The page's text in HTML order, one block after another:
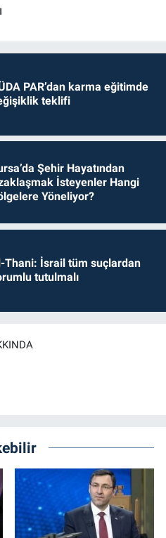
PAR’dan karma eğitimde
teklifi
Şehir Hayatından
İsteyenler Hangi
Yöneliyor?
Thani: İsrail tüm suçlardan
tutulmalı